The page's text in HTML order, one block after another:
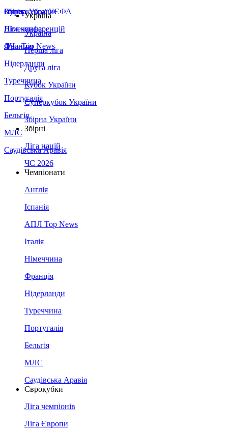
Збірна України
Італія
Німеччина
Франція
Нідерланди
Туреччина
Португалія
Бельгія
МЛС
Саудівська Аравія
Суперкубок УЄФА
Ліга конференцій
ЛЧ - Top News
Україна
Україна
Перша ліга
Друга ліга
Кубок України
Суперкубок України
Збірна України
Збірні
Ліга націй
ЧС 2026
Чемпіонати
Англія
Іспанія
АПЛ Top News
Італія
Німеччина
Франція
Нідерланди
Туреччина
Португалія
Бельгія
МЛС
Саудівська Аравія
Єврокубки
Ліга чемпіонів
Ліга Європи